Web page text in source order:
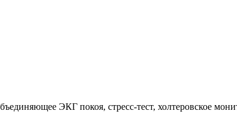
ЭКГ покоя, стресс-тест, холтеровское